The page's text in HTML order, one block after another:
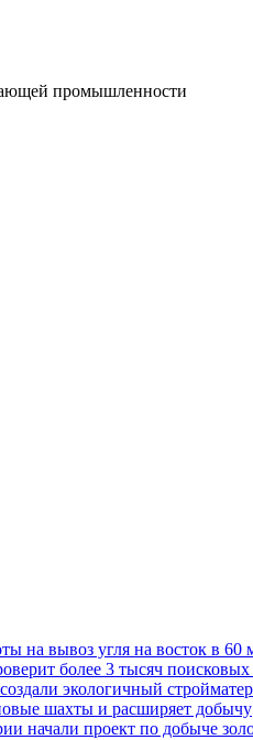
промышленности
на вывоз угля на восток в
более 3 тысяч
экологичный
шахты и расширяет добычу
начали проект по добыче